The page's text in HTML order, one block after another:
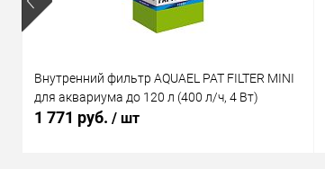
Внутренний фильтр AQUAEL PAT FILTER MINI
для аквариума до 120 л (400 л/ч, 4 Вт)
1 771 руб. / шт